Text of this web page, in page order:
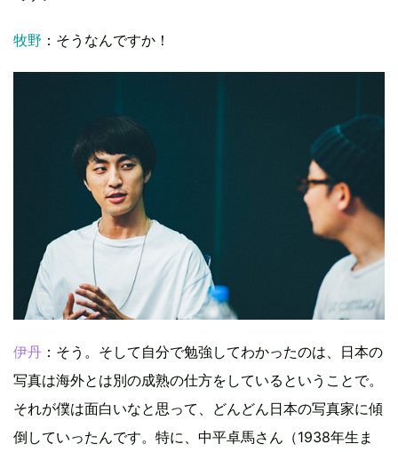
牧野 ：そうなんですか！
伊丹 ：そう。そして自分で勉強してわかったのは、日本の
写真は海外とは別の成熟の仕方をしているということで。
それが僕は面白いなと思って、どんどん日本の写真家に傾
倒していったんです。特に、中平卓馬さん（1938年生ま